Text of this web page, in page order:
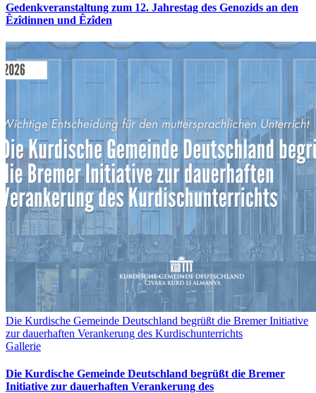
Gedenkveranstaltung zum 12. Jahrestag des Genozids an den
Êzîdinnen und Êzîden
Die Kurdische Gemeinde Deutschland begrüßt die Bremer Initiative
zur dauerhaften Verankerung des Kurdischunterrichts
Gallerie
Die Kurdische Gemeinde Deutschland begrüßt die Bremer
Initiative zur dauerhaften Verankerung des